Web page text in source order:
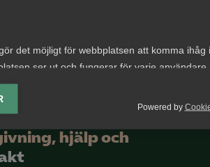
det möjligt för webbplatsen att komma ihåg
ser ut och fungerar för varje
region, språk eller färgschema.
hjälper oss förbättra webbplatsen genom att
används.
Powered by
hjälp och